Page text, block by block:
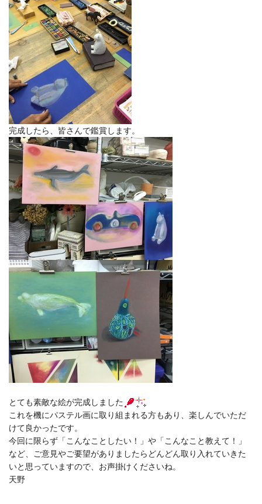
完成したら、皆さんで鑑賞します。
とても素敵な絵が完成しました
これを機にパステル画に取り組まれる方もあり、楽しんでいただ
けて良かったです。
今回に限らず「こんなことしたい！」や「こんなこと教えて！」
など、ご意見やご要望がありましたらどんどん取り入れていきた
いと思っていますので、お声掛けくださいね。
天野